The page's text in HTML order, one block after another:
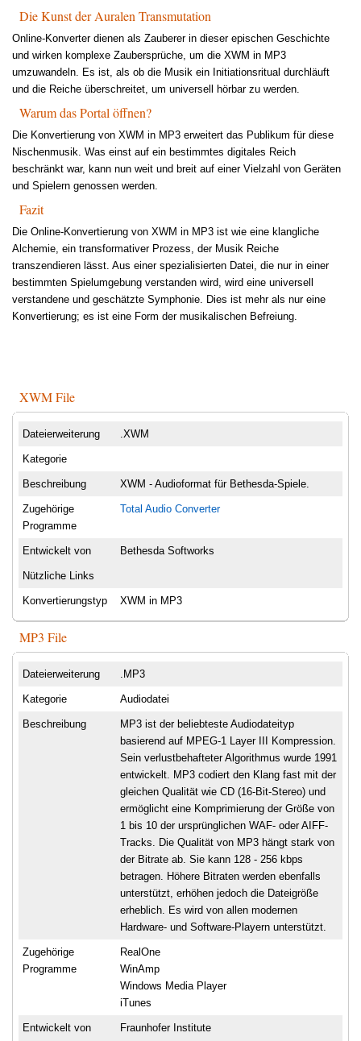
Die Kunst der Auralen Transmutation
Online-Konverter dienen als Zauberer in dieser epischen Geschichte
und wirken komplexe Zaubersprüche, um die XWM in MP3
umzuwandeln. Es ist, als ob die Musik ein Initiationsritual durchläuft
und die Reiche überschreitet, um universell hörbar zu werden.
Warum das Portal öffnen?
Die Konvertierung von XWM in MP3 erweitert das Publikum für diese
Nischenmusik. Was einst auf ein bestimmtes digitales Reich
beschränkt war, kann nun weit und breit auf einer Vielzahl von Geräten
und Spielern genossen werden.
Fazit
Die Online-Konvertierung von XWM in MP3 ist wie eine klangliche
Alchemie, ein transformativer Prozess, der Musik Reiche
transzendieren lässt. Aus einer spezialisierten Datei, die nur in einer
bestimmten Spielumgebung verstanden wird, wird eine universell
verstandene und geschätzte Symphonie. Dies ist mehr als nur eine
Konvertierung; es ist eine Form der musikalischen Befreiung.
XWM File
Dateierweiterung .XWM
Kategorie
Beschreibung XWM - Audioformat für Bethesda-Spiele.
Zugehörige
Programme
Total Audio Converter
Entwickelt von Bethesda Softworks
Nützliche Links
Konvertierungstyp XWM in MP3
MP3 File
Dateierweiterung .MP3
Kategorie Audiodatei
Beschreibung
MP3 ist der beliebteste Audiodateityp
basierend auf MPEG-1 Layer III Kompression.
Sein verlustbehafteter Algorithmus wurde 1991
entwickelt. MP3 codiert den Klang fast mit der
gleichen Qualität wie CD (16-Bit-Stereo) und
ermöglicht eine Komprimierung der Größe von
1 bis 10 der ursprünglichen WAF- oder AIFF-
Tracks. Die Qualität von MP3 hängt stark von
der Bitrate ab. Sie kann 128 - 256 kbps
betragen. Höhere Bitraten werden ebenfalls
unterstützt, erhöhen jedoch die Dateigröße
erheblich. Es wird von allen modernen
Hardware- und Software-Playern unterstützt.
Zugehörige
Programme
RealOne
WinAmp
Windows Media Player
iTunes
Entwickelt von Fraunhofer Institute